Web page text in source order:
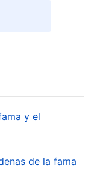
y endulzaba
espalda. Al
ni de hablar.
solo daba
mi contra, y
y el
de la fama